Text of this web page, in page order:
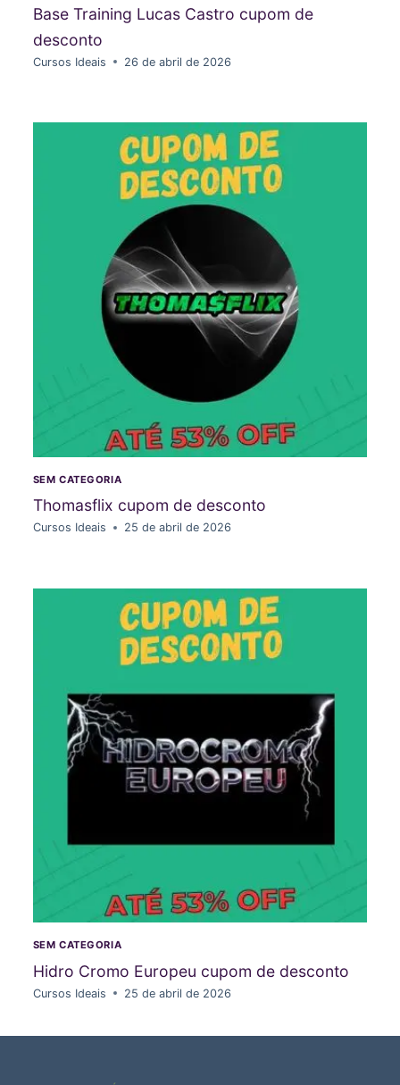
Base Training Lucas Castro cupom de
desconto
Cursos Ideais 26 de abril de 2026
SEM CATEGORIA
Thomasflix cupom de desconto
Cursos Ideais 25 de abril de 2026
SEM CATEGORIA
Hidro Cromo Europeu cupom de desconto
Cursos Ideais 25 de abril de 2026